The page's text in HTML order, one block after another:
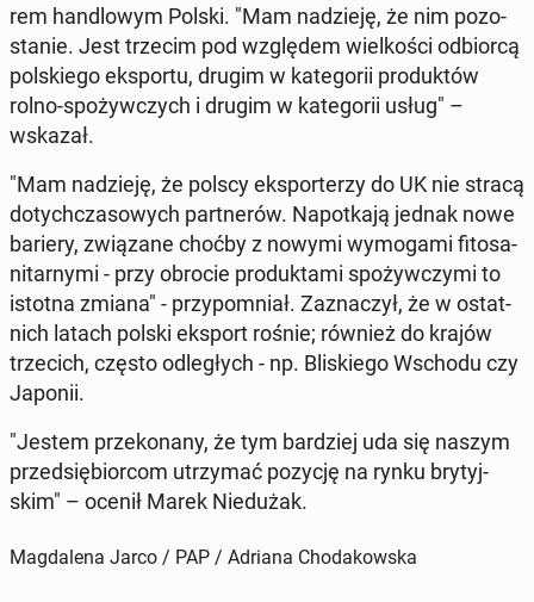
rem han­dlo­wym Polski. "Mam na­dzie­ję, że nim po­zo­
sta­nie. Jest trzecim pod wzglę­dem wiel­ko­ści od­bior­cą
pol­skie­go eks­por­tu, drugim w ka­te­go­rii pro­duk­tów
rolno-spo­żyw­czych i drugim w ka­te­go­rii usług" –
wskazał.
"Mam na­dzie­ję, że polscy eks­por­te­rzy do UK nie stracą
do­tych­cza­so­wych part­ne­rów. Na­po­tka­ją jednak nowe
bariery, zwią­za­ne choćby z nowymi wy­mo­ga­mi fi­to­sa­
ni­tar­ny­mi - przy obrocie pro­duk­ta­mi spo­żyw­czy­mi to
istotna zmiana" - przy­po­mniał. Za­zna­czył, że w ostat­
nich latach polski eksport rośnie; również do krajów
trze­cich, często od­le­głych - np. Bli­skie­go Wschodu czy
Japonii.
"Jestem prze­ko­na­ny, że tym bar­dziej uda się naszym
przed­się­bior­com utrzy­mać pozycję na rynku bry­tyj­
skim" – ocenił Marek Nie­du­żak.
Magdalena Jarco / PAP / Adriana Chodakowska